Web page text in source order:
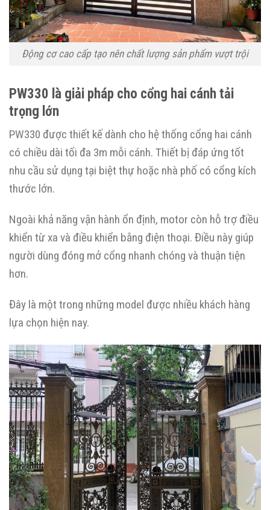
Động cơ cao cấp tạo nên chất lượng sản phẩm vượt trội
PW330 là giải pháp cho cổng hai cánh tải
trọng lớn
PW330 được thiết kế dành cho hệ thống cổng hai cánh
có chiều dài tối đa 3m mỗi cánh. Thiết bị đáp ứng tốt
nhu cầu sử dụng tại biệt thự hoặc nhà phố có cổng kích
thước lớn.
Ngoài khả năng vận hành ổn định, motor còn hỗ trợ điều
khiển từ xa và điều khiển bằng điện thoại. Điều này giúp
người dùng đóng mở cổng nhanh chóng và thuận tiện
hơn.
Đây là một trong những model được nhiều khách hàng
lựa chọn hiện nay.